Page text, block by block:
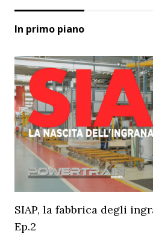
In primo piano
SIAP, la fabbrica degli
Ep.2